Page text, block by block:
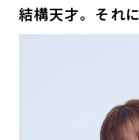
結構天才。それ